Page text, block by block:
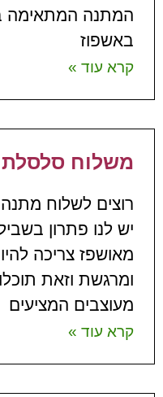
המתנה המתאימה
באשפוז
קרא עוד »
משלוח סלסלת
רוצים לשלוח מתנה
יש לנו פתרון
מאושפז צריכה
ומרגשת וזאת
מעוצבים המציעים
קרא עוד »